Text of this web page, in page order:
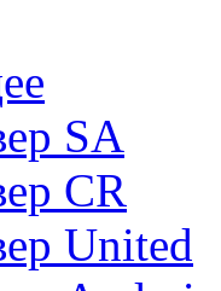
SA
CR
United